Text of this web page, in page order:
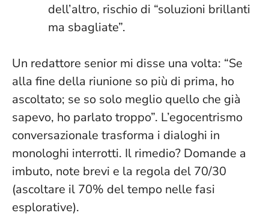
dell’altro, rischio di “soluzioni brillanti
ma sbagliate”.
Un redattore senior mi disse una volta: “Se
alla fine della riunione so più di prima, ho
ascoltato; se so solo meglio quello che già
sapevo, ho parlato troppo”. L’egocentrismo
conversazionale trasforma i dialoghi in
monologhi interrotti. Il rimedio? Domande a
imbuto, note brevi e la regola del 70/30
(ascoltare il 70% del tempo nelle fasi
esplorative).